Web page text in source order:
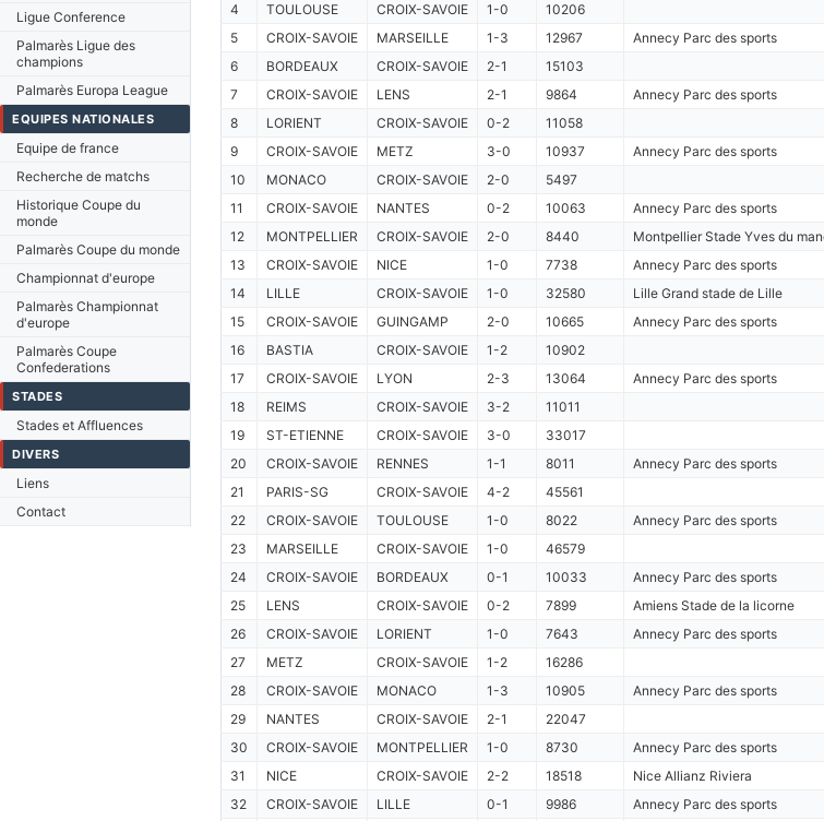
Ligue Conference
Palmarès Ligue des
champions
Palmarès Europa League
EQUIPES NATIONALES
Equipe de france
Recherche de matchs
Historique Coupe du
monde
Palmarès Coupe du monde
Championnat d'europe
Palmarès Championnat
d'europe
Palmarès Coupe
Confederations
STADES
Stades et Affluences
DIVERS
Liens
Contact
4
TOULOUSE CROIX-SAVOIE 1-0
10206
5
CROIX-SAVOIE MARSEILLE 1-3 12967
Annecy Parc des sports
6
BORDEAUX CROIX-SAVOIE 2-1
15103
7
CROIX-SAVOIE LENS 2-1 9864
Annecy Parc des sports
8
LORIENT CROIX-SAVOIE 0-2
11058
9
CROIX-SAVOIE METZ 3-0 10937
Annecy Parc des sports
10
MONACO CROIX-SAVOIE 2-0
5497
11
CROIX-SAVOIE NANTES 0-2 10063
Annecy Parc des sports
12
MONTPELLIER CROIX-SAVOIE 2-0 8440
Montpellier Stade Yves du
13
CROIX-SAVOIE NICE 1-0 7738
Annecy Parc des sports
14
LILLE CROIX-SAVOIE 1-0 32580
Lille Grand stade de Lille
15
CROIX-SAVOIE GUINGAMP 2-0 10665
Annecy Parc des sports
16
BASTIA CROIX-SAVOIE 1-2
10902
17
CROIX-SAVOIE LYON 2-3 13064
Annecy Parc des sports
18
REIMS CROIX-SAVOIE 3-2
11011
19
ST-ETIENNE CROIX-SAVOIE 3-0
33017
20
CROIX-SAVOIE RENNES 1-1 8011
Annecy Parc des sports
21
PARIS-SG CROIX-SAVOIE 4-2
45561
22
CROIX-SAVOIE TOULOUSE 1-0 8022
Annecy Parc des sports
23
MARSEILLE CROIX-SAVOIE 1-0
46579
24
CROIX-SAVOIE BORDEAUX 0-1 10033
Annecy Parc des sports
25
LENS CROIX-SAVOIE 0-2 7899
Amiens Stade de la licorne
26
CROIX-SAVOIE LORIENT 1-0 7643
Annecy Parc des sports
27
METZ CROIX-SAVOIE 1-2
16286
28
CROIX-SAVOIE MONACO 1-3 10905
Annecy Parc des sports
29
NANTES CROIX-SAVOIE 2-1
22047
30
CROIX-SAVOIE MONTPELLIER 1-0 8730
Annecy Parc des sports
31
NICE CROIX-SAVOIE 2-2 18518
Nice Allianz Riviera
32
CROIX-SAVOIE LILLE 0-1 9986 Annecy Parc des sports